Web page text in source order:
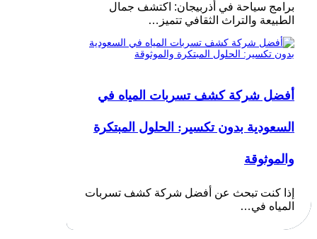
برامج سياحة في أذربيجان: اكتشف جمال
الطبيعة والتراث الثقافي تتميز…
أفضل شركة كشف تسربات المياه في
السعودية بدون تكسير: الحلول المبتكرة
والموثوقة
إذا كنت تبحث عن أفضل شركة كشف تسربات
المياه في…